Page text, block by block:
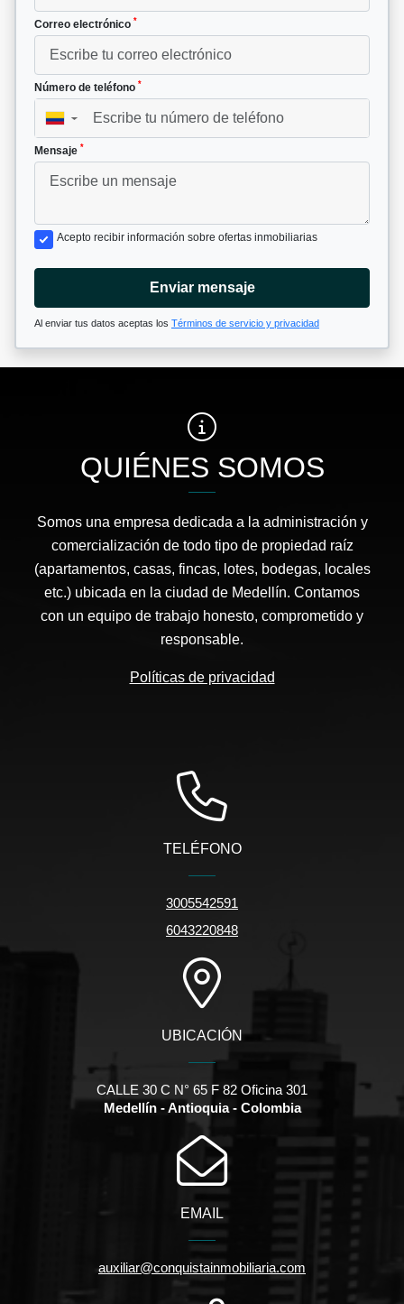
Correo electrónico *
Número de teléfono *
▼
Mensaje *
Acepto recibir información sobre ofertas inmobiliarias
Enviar mensaje
Al enviar tus datos aceptas los Términos de servicio y privacidad
QUIÉNES SOMOS
Somos una empresa dedicada a la administración y
comercialización de todo tipo de propiedad raíz
(apartamentos, casas, fincas, lotes, bodegas, locales
etc.) ubicada en la ciudad de Medellín. Contamos
con un equipo de trabajo honesto, comprometido y
responsable.
Políticas de privacidad
TELÉFONO
3005542591
6043220848
UBICACIÓN
CALLE 30 C N° 65 F 82 Oficina 301
Medellín - Antioquia - Colombia
EMAIL
auxiliar@conquistainmobiliaria.com